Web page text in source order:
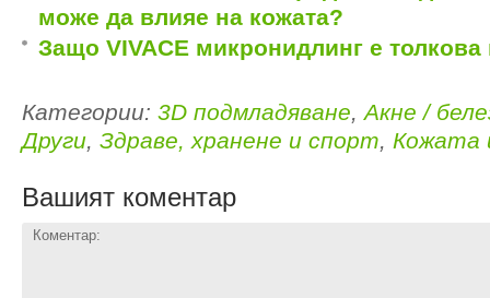
може да влияе на кожата?
Защо VIVACE микронидлинг е
Категории: 3D подмладяване Акне /
Други Здраве, хранене и спорт Кожата
Вашият коментар
Коментар: